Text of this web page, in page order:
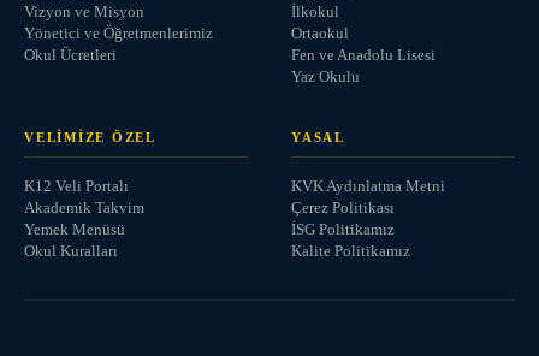
Vizyon ve Misyon
Yönetici ve Öğretmenlerimiz
Okul Ücretleri
İlkokul
Ortaokul
Fen ve Anadolu Lisesi
Yaz Okulu
VELIMIZE ÖZEL
K12 Veli Portalı
Akademik Takvim
Yemek Menüsü
Okul Kuralları
YASAL
KVK Aydınlatma Metni
Çerez Politikası
İSG Politikamız
Kalite Politikamız